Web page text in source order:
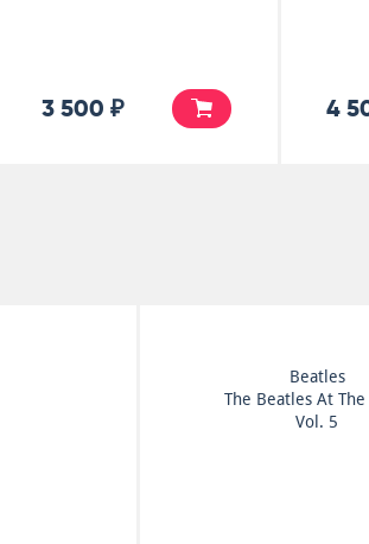
3 500 ₽ 4
Beatles
The Beatles At
Vol. 5